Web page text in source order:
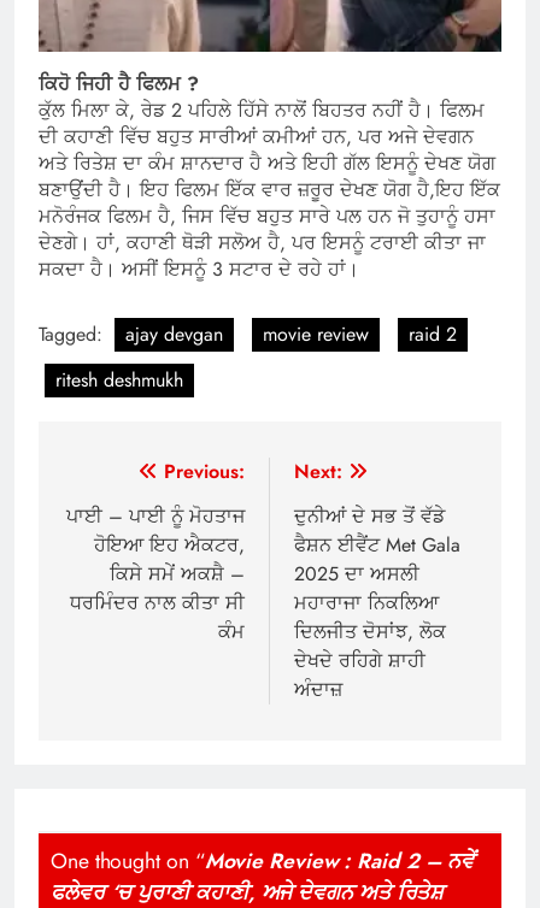
ਕਿਹੋ ਜਿਹੀ ਹੈ ਫਿਲਮ ?
ਕੁੱਲ ਮਿਲਾ ਕੇ, ਰੇਡ 2 ਪਹਿਲੇ ਹਿੱਸੇ ਨਾਲੋਂ ਬਿਹਤਰ ਨਹੀਂ ਹੈ। ਫਿਲਮ
ਦੀ ਕਹਾਣੀ ਵਿੱਚ ਬਹੁਤ ਸਾਰੀਆਂ ਕਮੀਆਂ ਹਨ, ਪਰ ਅਜੇ ਦੇਵਗਨ
ਅਤੇ ਰਿਤੇਸ਼ ਦਾ ਕੰਮ ਸ਼ਾਨਦਾਰ ਹੈ ਅਤੇ ਇਹੀ ਗੱਲ ਇਸਨੂੰ ਦੇਖਣ ਯੋਗ
ਬਣਾਉਂਦੀ ਹੈ। ਇਹ ਫਿਲਮ ਇੱਕ ਵਾਰ ਜ਼ਰੂਰ ਦੇਖਣ ਯੋਗ ਹੈ,ਇਹ ਇੱਕ
ਮਨੋਰੰਜਕ ਫਿਲਮ ਹੈ, ਜਿਸ ਵਿੱਚ ਬਹੁਤ ਸਾਰੇ ਪਲ ਹਨ ਜੋ ਤੁਹਾਨੂੰ ਹਸਾ
ਦੇਣਗੇ। ਹਾਂ, ਕਹਾਣੀ ਥੋੜੀ ਸਲੋਅ ਹੈ, ਪਰ ਇਸਨੂੰ ਟਰਾਈ ਕੀਤਾ ਜਾ
ਸਕਦਾ ਹੈ। ਅਸੀਂ ਇਸਨੂੰ 3 ਸਟਾਰ ਦੇ ਰਹੇ ਹਾਂ।
Tagged: ajay devgan movie review
raid 2
ritesh deshmukh
navigation
Previous:
ਪਾਈ – ਪਾਈ ਨੂੰ ਮੋਹਤਾਜ
ਹੋਇਆ ਇਹ ਐਕਟਰ,
ਕਿਸੇ ਸਮੇਂ ਅਕਸ਼ੈ –
ਧਰਮਿੰਦਰ ਨਾਲ ਕੀਤਾ ਸੀ
ਕੰਮ
Next:
ਦੁਨੀਆਂ ਦੇ ਸਭ ਤੋਂ ਵੱਡੇ
ਫੈਸ਼ਨ ਈਵੈਂਟ Met Gala
2025 ਦਾ ਅਸਲੀ
ਮਹਾਰਾਜਾ ਨਿਕਲਿਆ
ਦਿਲਜੀਤ ਦੋਸਾਂਝ, ਲੋਕ
ਦੇਖਦੇ ਰਹਿਗੇ ਸ਼ਾਹੀ
ਅੰਦਾਜ਼
One thought on “Movie Review : Raid 2 – ਨਵੇਂ
ਫਲੇਵਰ ‘ਚ ਪੁਰਾਣੀ ਕਹਾਣੀ, ਅਜੇ ਦੇਵਗਨ ਅਤੇ ਰਿਤੇਸ਼